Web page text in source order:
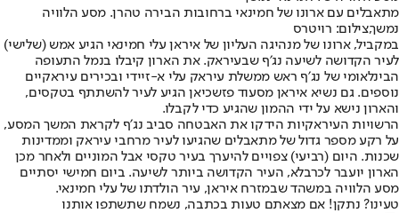
מתאבלים עם ארונו של חמינאי ברחובות הבירה טהרן. מסע הלוויה
נמשך,צילום: רויטרס
במקביל, ארונו של מנהיגה העליון של איראן עלי חמינאי הגיע אמש (שלישי)
לעיר הקדושה לשיעה נג׳ף שבעיראק. את הארון קיבלו בנמל התעופה
הבינלאומי של נג׳ף ראש ממשלת עיראק עלי א-זיידי ובכירים עיראקיים
נוספים. גם נשיא איראן מסעוד פזשכיאן הגיע לעיר להשתתף בטקסים,
והארון נישא על ידי ההמון שהגיע כדי לקבלו.
הרשויות העיראקיות הידקו את האבטחה סביב נג׳ף לקראת המשך המסע,
על רקע מספר גדול של מתאבלים שהגיעו לעיר מרחבי עיראק וממדינות
שכנות. היום (רביעי) צפויים להיערך בעיר טקסי אבל המוניים ולאחר מכן
הארון יועבר לכרבלא, העיר הקדושה ביותר לשיעה. ביום חמישי יסתיים
מסע הלוויה במשהד שבמזרח איראן, עיר הולדתו של עלי חמינאי.
טעינו? נתקן! אם מצאתם טעות בכתבה, נשמח שתשתפו אותנו